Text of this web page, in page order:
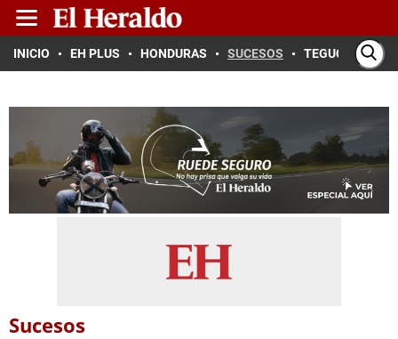
INICIO EH PLUS HONDURAS SUCESOS TEGUCIGALPA
Sucesos